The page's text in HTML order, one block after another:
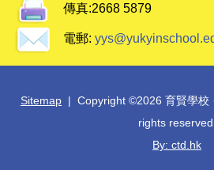
傳真:2668 5879
電郵:
Sitemap | Copyright ©2026 育賢學校
rights reserved.
By: ctd.hk